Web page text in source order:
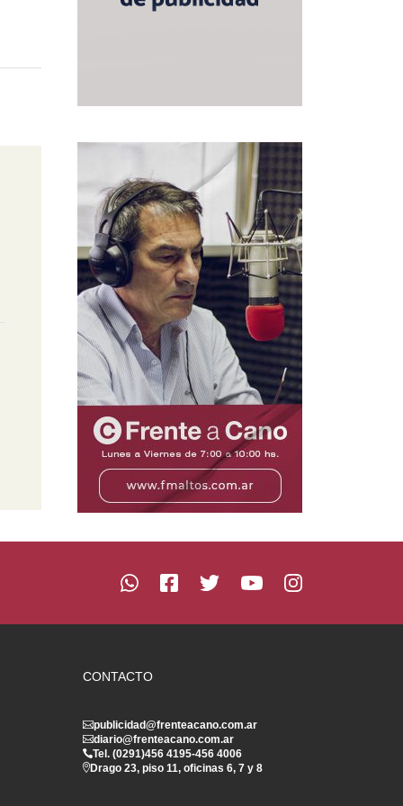
CONTACTO
publicidad@frenteacano.com.ar
diario@frenteacano.com.ar
Tel. (0291)456 4195-456 4006
Drago 23, piso 11, oficinas 6, 7 y 8